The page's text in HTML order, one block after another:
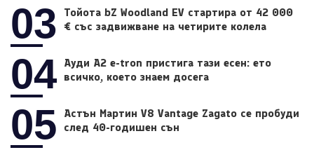
03
Тойота bZ Woodland EV стартира от 42 000
€ със задвижване на четирите колела
04 Ауди A2 e-tron пристига тази есен: ето
всичко, което знаем досега
05
Астън Мартин V8 Vantage Zagato се пробуди
след 40-годишен сън